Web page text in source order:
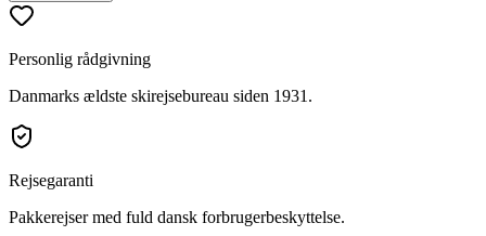
Personlig rådgivning
Danmarks ældste skirejsebureau siden 1931.
Rejsegaranti
Pakkerejser med fuld dansk forbrugerbeskyttelse.